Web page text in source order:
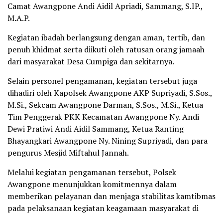
Camat Awangpone Andi Aidil Apriadi, Sammang, S.IP.,
M.A.P.
Kegiatan ibadah berlangsung dengan aman, tertib, dan
penuh khidmat serta diikuti oleh ratusan orang jamaah
dari masyarakat Desa Cumpiga dan sekitarnya.
Selain personel pengamanan, kegiatan tersebut juga
dihadiri oleh Kapolsek Awangpone AKP Supriyadi, S.Sos.,
M.Si., Sekcam Awangpone Darman, S.Sos., M.Si., Ketua
Tim Penggerak PKK Kecamatan Awangpone Ny. Andi
Dewi Pratiwi Andi Aidil Sammang, Ketua Ranting
Bhayangkari Awangpone Ny. Nining Supriyadi, dan para
pengurus Mesjid Miftahul Jannah.
Melalui kegiatan pengamanan tersebut, Polsek
Awangpone menunjukkan komitmennya dalam
memberikan pelayanan dan menjaga stabilitas kamtibmas
pada pelaksanaan kegiatan keagamaan masyarakat di